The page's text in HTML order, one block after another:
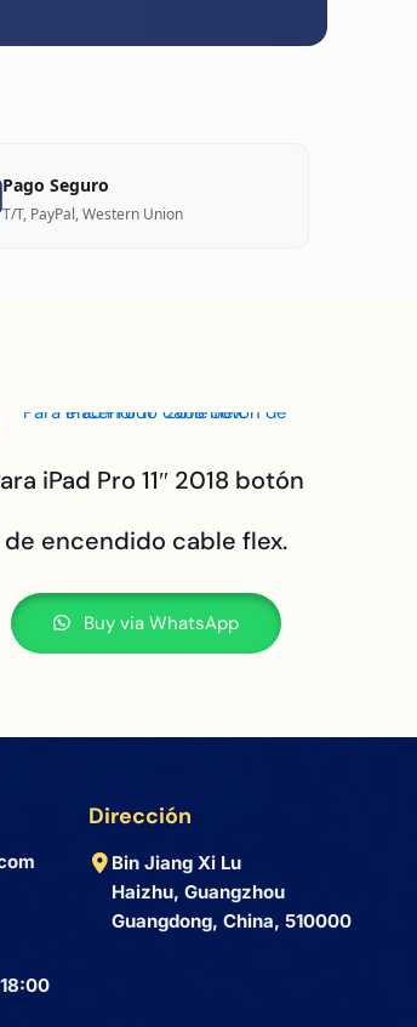
Pago Seguro
T/T, PayPal, Western Union
iPad Pro 11″ 2018 botón
de encendido cable flex.
Buy via WhatsApp
Dirección
Bin Jiang Xi Lu
Haizhu, Guangzhou
Guangdong, China, 510000